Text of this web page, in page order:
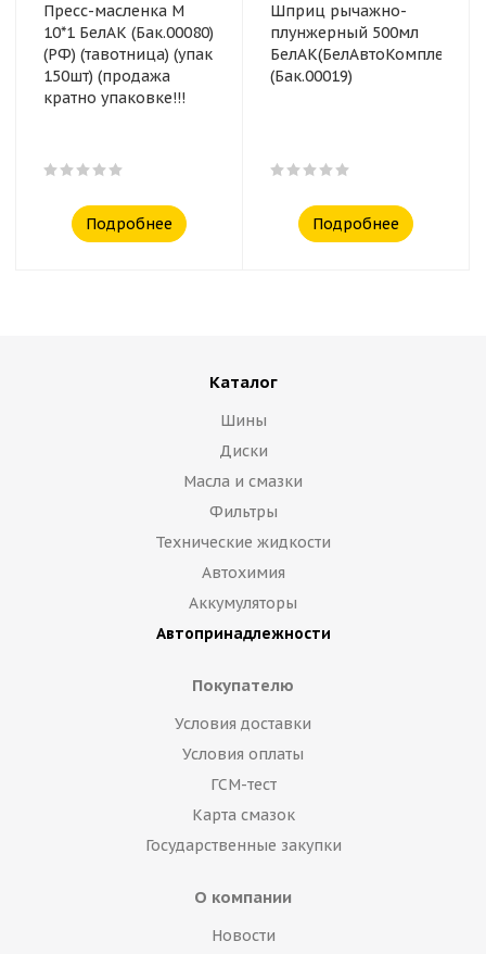
Пресс-масленка М
10*1 БелАК (Бак.00080)
(РФ) (тавотница) (упак
150шт) (продажа
кратно упаковке!!!
Подробнее
Шприц рычажно-
плунжерный 500мл
БелАК(БелАвтоКомплект)
(Бак.00019)
Подробнее
Каталог
Шины
Диски
Масла и смазки
Фильтры
Технические жидкости
Автохимия
Аккумуляторы
Автопринадлежности
Покупателю
Условия доставки
Условия оплаты
ГСМ-тест
Карта смазок
Государственные закупки
О компании
Новости